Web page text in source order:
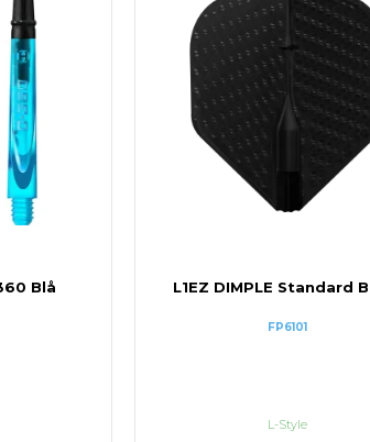
Blå
L1EZ DIMPLE Standard
FP6101
L-Style